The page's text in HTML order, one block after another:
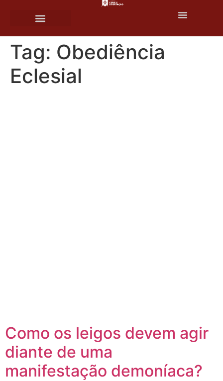
Tag: Obediência
Eclesial
Como os leigos devem agir
diante de uma
manifestação demoníaca?